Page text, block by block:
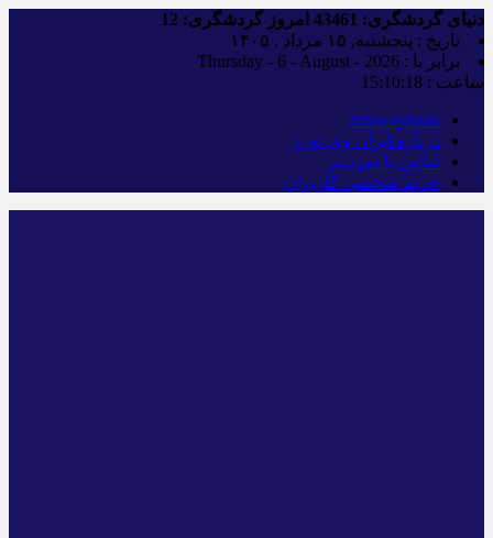
دنیای گردشگری: امروز گردشگری:
تاریخ : پنجشنبه, ۱۵ مرداد , ۱۴۰۵
برابر با : Thursday - 6 - August - 2026
ساعت : 15:10:20
iranwaytours
درباره ایران وی تورز
تماس با سردبیر
حریم شخصی کاربران